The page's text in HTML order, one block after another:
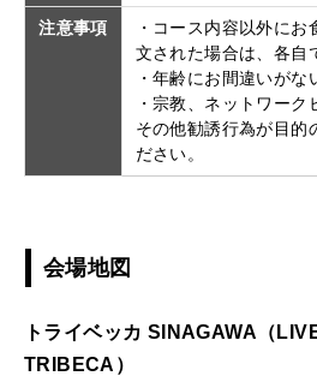
注意事項
・コース内容以外に
文された場合は、各自
・年齢にお間違いがな
・宗教、ネットワーク
その他勧誘行為が目的
ださい。
会場地図
トライベッカ SINAGAWA（
TRIBECA）